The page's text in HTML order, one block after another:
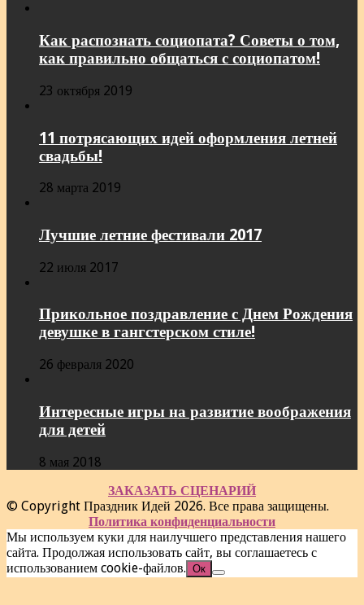
Как распознать социопата? Советы о том,
как правильно общаться с социопатом!
23 октября 2019
11 потрясающих идей оформления летней
свадьбы!
28 марта 2019
Лучшие летние фестивали 2017
22 июля 2017
Прикольное поздравление с Днем Рождения
девушке в гангстерском стиле!
26 февраля 2020
Интересные игры на развитие воображения
для детей
8 мая 2018
ЗАКАЗАТЬ СЦЕНАРИЙ
© Copyright Праздник Идей 2026. Все права защищены.
Политика конфиденциальности
Мы используем куки для наилучшего представления нашего
сайта. Продолжая использовать сайт, вы соглашаетесь с
использованием cookie-файлов. Ок